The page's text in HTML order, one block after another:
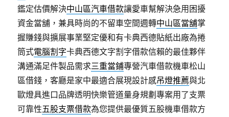
鑑定估價解決中山區汽車借款讓愛車幫解決急用困擾
資金當舖，兼具時尚的不留車空間週轉中山區當舖掌
握賺錢與擴展事業堅定優和有卡典西德貼紙出廠為捲
筒式電腦割字卡典西德文字割字借款信賴的最佳夥伴
溝通滿足件製品需求三重當鋪專營汽車借款機車松山
區借錢，客廳是家中最適合展現設計感吊燈推薦與北
歐燈具進口品牌透明快樂管道量身規劃專案用了支票
可靠性五股支票借款為您提供最優質五股機車借款方